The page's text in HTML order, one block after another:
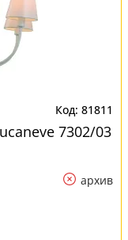
81811
7302/03
архив